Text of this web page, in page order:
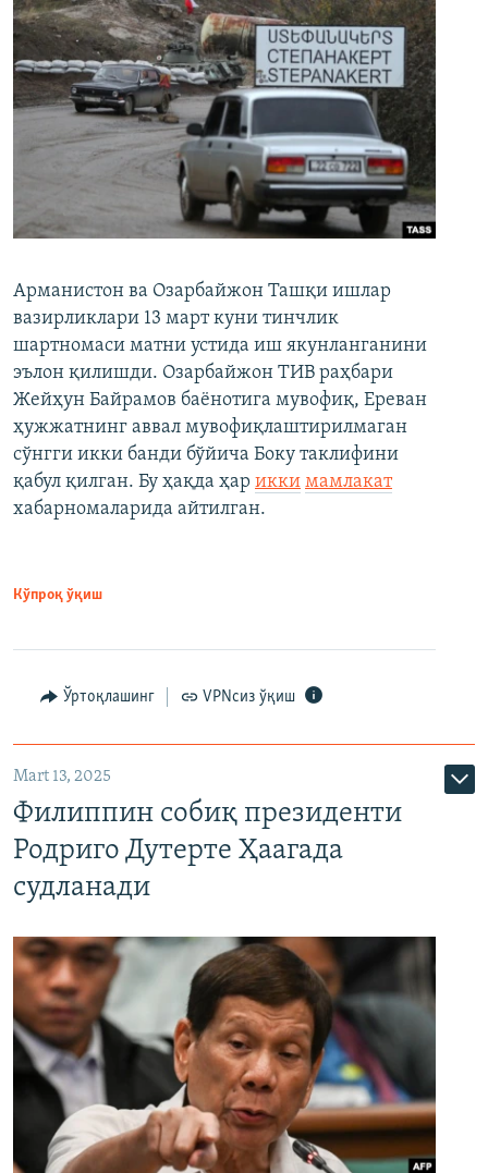
Арманистон ва Озарбайжон Ташқи ишлар
вазирликлари 13 март куни тинчлик
шартномаси матни устида иш якунланганини
эълон қилишди. Озарбайжон ТИВ раҳбари
Жейҳун Байрамов баёнотига мувофиқ, Ереван
ҳужжатнинг аввал мувофиқлаштирилмаган
сўнгги икки банди бўйича Боку таклифини
қабул қилган. Бу ҳақда ҳар икки мамлакат
хабарномаларида айтилган.
Кўпроқ ўқиш
Ўртоқлашинг VPNсиз ўқиш
Mart 13, 2025
Филиппин собиқ президенти
Родриго Дутерте Ҳаагада
судланади